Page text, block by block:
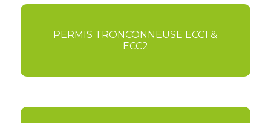
PERMIS TRONCONNEUSE ECC1 &
ECC2